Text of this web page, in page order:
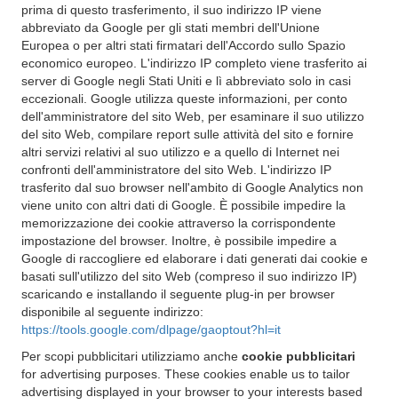
prima di questo trasferimento, il suo indirizzo IP viene
abbreviato da Google per gli stati membri dell'Unione
Europea o per altri stati firmatari dell'Accordo sullo Spazio
economico europeo. L'indirizzo IP completo viene trasferito ai
server di Google negli Stati Uniti e lì abbreviato solo in casi
eccezionali. Google utilizza queste informazioni, per conto
dell'amministratore del sito Web, per esaminare il suo utilizzo
del sito Web, compilare report sulle attività del sito e fornire
altri servizi relativi al suo utilizzo e a quello di Internet nei
confronti dell'amministratore del sito Web. L'indirizzo IP
trasferito dal suo browser nell'ambito di Google Analytics non
viene unito con altri dati di Google. È possibile impedire la
memorizzazione dei cookie attraverso la corrispondente
impostazione del browser. Inoltre, è possibile impedire a
Google di raccogliere ed elaborare i dati generati dai cookie e
basati sull'utilizzo del sito Web (compreso il suo indirizzo IP)
scaricando e installando il seguente plug-in per browser
disponibile al seguente indirizzo:
https://tools.google.com/dlpage/gaoptout?hl=it
Per scopi pubblicitari utilizziamo anche cookie pubblicitari
for advertising purposes. These cookies enable us to tailor
advertising displayed in your browser to your interests based